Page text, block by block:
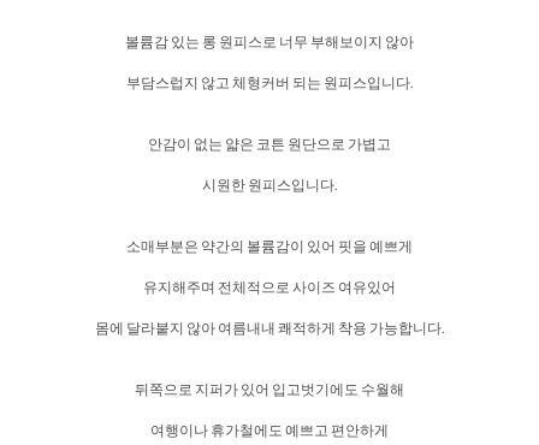
볼륨감 있는 롱 원피스로 너무 부해보이지 않아
부담스럽지 않고 체형커버 되는 원피스입니다.
안감이 없는 얇은 코튼 원단으로 가볍고
시원한 원피스입니다.
소매부분은 약간의 볼륨감이 있어 핏을 예쁘게
유지해주며 전체적으로 사이즈 여유있어
몸에 달라붙지 않아 여름내내 쾌적하게 착용 가능합니다.
뒤쪽으로 지퍼가 있어 입고벗기에도 수월해
여행이나 휴가철에도 예쁘고 편안하게